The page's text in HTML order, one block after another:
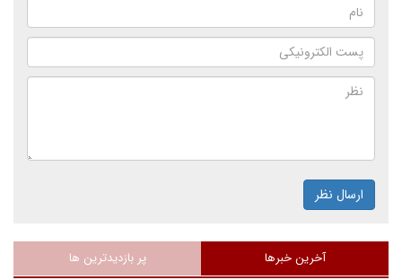
ارسال نظر
آخرین خبرها پر بازدیدترین ها